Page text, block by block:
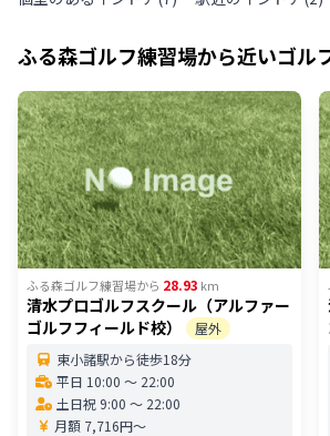
ふる森ゴルフ練習場から近いゴル
ふる森ゴルフ練習場から 28.93 km
清水プロゴルフスクール（アルファー
ゴルフフィールド校）
屋外
東小諸駅から徒歩18分
平日 10:00 〜 22:00
土日祝 9:00 〜 22:00
月額 7,716円〜